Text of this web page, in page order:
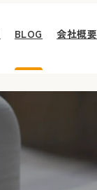
BLOG 会社概要